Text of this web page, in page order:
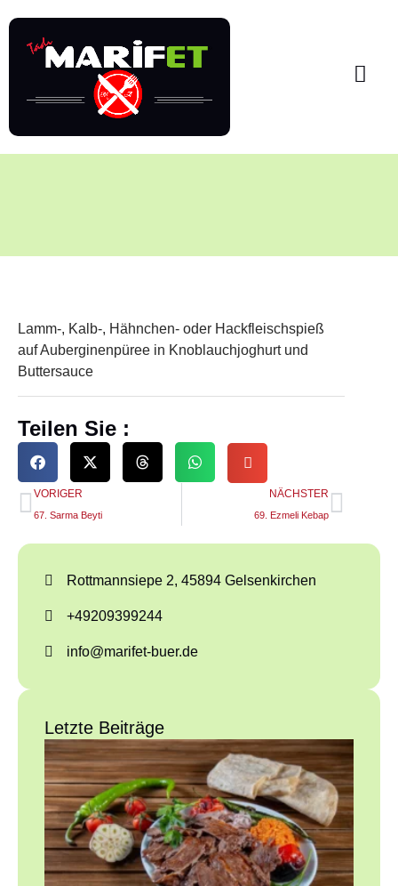
Lamm-, Kalb-, Hähnchen- oder Hackfleischspieß
auf Auberginenpüree in Knoblauchjoghurt und
Buttersauce
Teilen Sie :
VORIGER
67. Sarma Beyti
NÄCHSTER
69. Ezmeli Kebap
Rottmannsiepe 2, 45894 Gelsenkirchen
+49209399244
info@marifet-buer.de
Letzte Beiträge